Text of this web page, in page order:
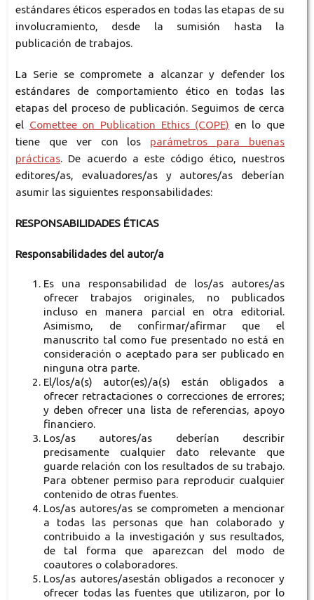
estándares éticos esperados en todas las etapas de su
involucramiento, desde la sumisión hasta la
publicación de trabajos.
La Serie se compromete a alcanzar y defender los
estándares de comportamiento ético en todas las
etapas del proceso de publicación. Seguimos de cerca
el Comettee on Publication Ethics (COPE) en lo que
tiene que ver con los parámetros para buenas
prácticas. De acuerdo a este código ético, nuestros
editores/as, evaluadores/as y autores/as deberían
asumir las siguientes responsabilidades:
RESPONSABILIDADES ÉTICAS
Responsabilidades del autor/a
Es una responsabilidad de los/as autores/as
ofrecer trabajos originales, no publicados
incluso en manera parcial en otra editorial.
Asimismo, de confirmar/afirmar que el
manuscrito tal como fue presentado no está en
consideración o aceptado para ser publicado en
ninguna otra parte.
El/los/a(s) autor(es)/a(s) están obligados a
ofrecer retractaciones o correcciones de errores;
y deben ofrecer una lista de referencias, apoyo
financiero.
Los/as autores/as deberían describir
precisamente cualquier dato relevante que
guarde relación con los resultados de su trabajo.
Para obtener permiso para reproducir cualquier
contenido de otras fuentes.
Los/as autores/as se comprometen a mencionar
a todas las personas que han colaborado y
contribuido a la investigación y sus resultados,
de tal forma que aparezcan del modo de
coautores o colaboradores.
Los/as autores/asestán obligados a reconocer y
ofrecer todas las fuentes que utilizaron, por lo